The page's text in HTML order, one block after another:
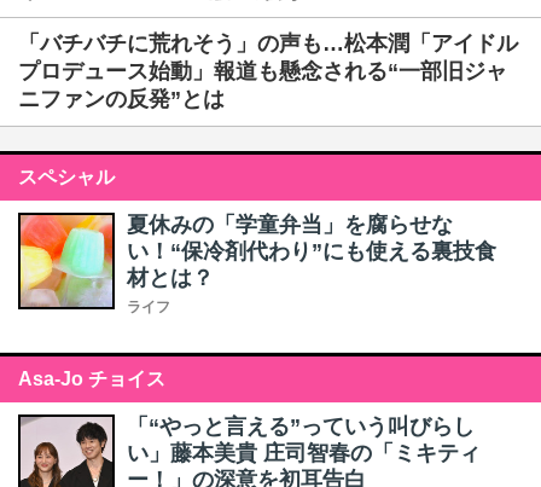
「バチバチに荒れそう」の声も…松本潤「アイドル
プロデュース始動」報道も懸念される“一部旧ジャ
ニファンの反発”とは
スペシャル
夏休みの「学童弁当」を腐らせな
い！“保冷剤代わり”にも使える裏技食
材とは？
ライフ
Asa-Jo チョイス
「“やっと言える”っていう叫びらし
い」藤本美貴 庄司智春の「ミキティ
ー！」の深意を初耳告白